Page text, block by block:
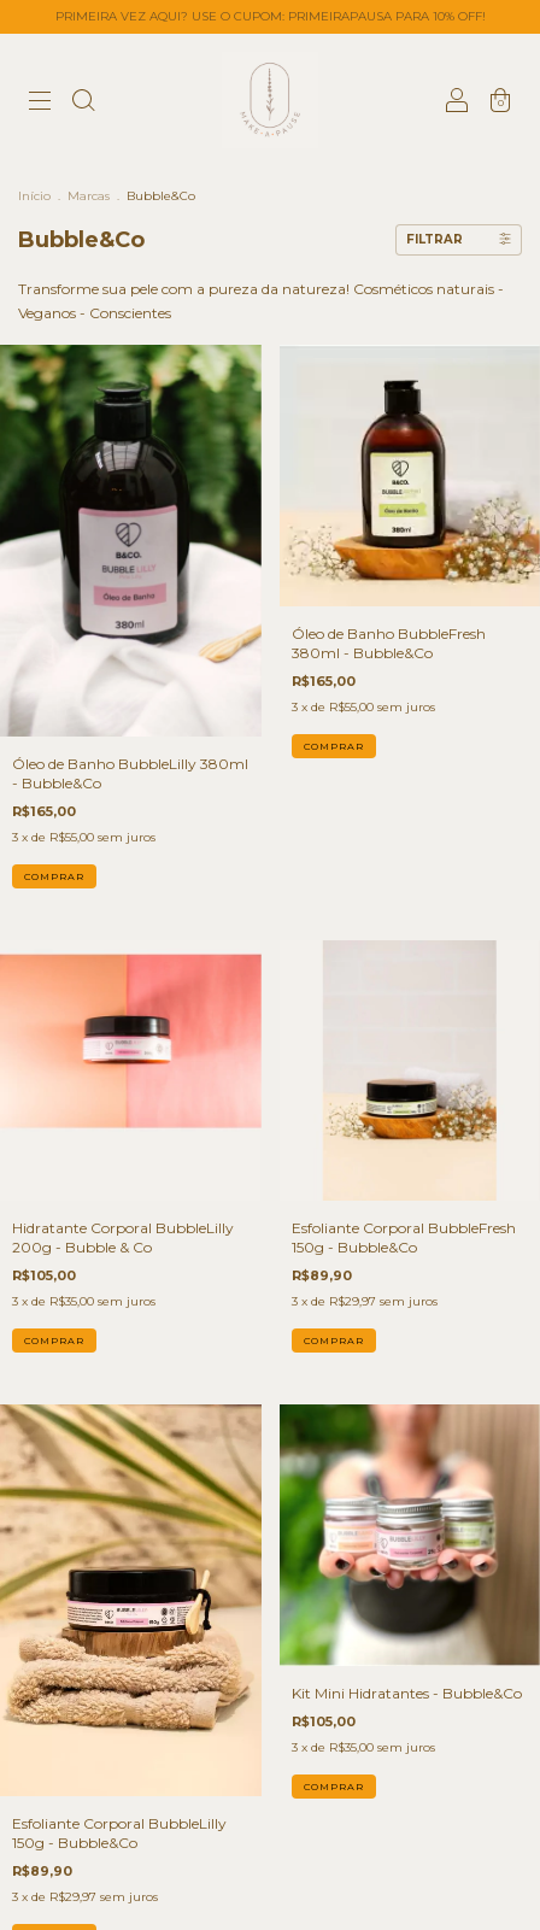
PRIMEIRA VEZ AQUI? USE O CUPOM: PRIMEIRAPAUSA PARA 10% OFF!
0
Início . Marcas . Bubble&Co
Bubble&Co FILTRAR
Transforme sua pele com a pureza da natureza! Cosméticos naturais -
Veganos - Conscientes
Óleo de Banho BubbleLilly 380ml
- Bubble&Co
R$165,00
3 x de R$55,00 sem juros
Óleo de Banho BubbleFresh
380ml - Bubble&Co
R$165,00
3 x de R$55,00 sem juros
Hidratante Corporal BubbleLilly
200g - Bubble & Co
R$105,00
3 x de R$35,00 sem juros
Esfoliante Corporal BubbleFresh
150g - Bubble&Co
R$89,90
3 x de R$29,97 sem juros
Esfoliante Corporal BubbleLilly
150g - Bubble&Co
R$89,90
3 x de R$29,97 sem juros
Kit Mini Hidratantes - Bubble&Co
R$105,00
3 x de R$35,00 sem juros